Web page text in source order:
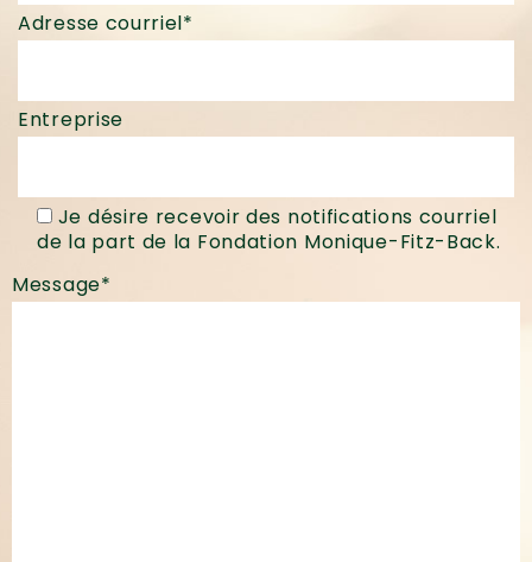
Adresse courriel*
Entreprise
Je désire recevoir des notifications courriel
de la part de la Fondation Monique-Fitz-Back.
Message*